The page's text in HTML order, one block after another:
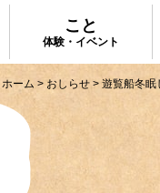
こと
体験・イベント
い
道
手作りのお
ホーム > おしらせ > 遊覧船冬